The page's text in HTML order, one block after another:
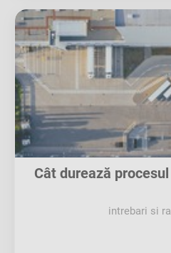
Cât durează
intrebari si